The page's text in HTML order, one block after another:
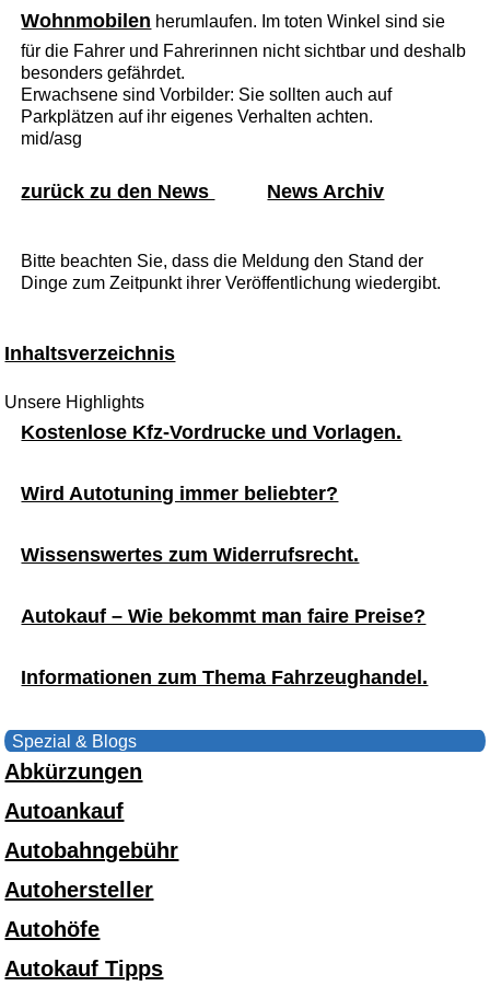
Wohnmobilen herumlaufen. Im toten Winkel sind sie
für die Fahrer und Fahrerinnen nicht sichtbar und deshalb
besonders gefährdet.
Erwachsene sind Vorbilder: Sie sollten auch auf
Parkplätzen auf ihr eigenes Verhalten achten.
mid/asg
zurück zu den News News Archiv
Bitte beachten Sie, dass die Meldung den Stand der
Dinge zum Zeitpunkt ihrer Veröffentlichung wiedergibt.
Inhaltsverzeichnis
Unsere Highlights
Kostenlose Kfz-Vordrucke und Vorlagen.
Wird Autotuning immer beliebter?
Wissenswertes zum Widerrufsrecht.
Autokauf – Wie bekommt man faire Preise?
Informationen zum Thema Fahrzeughandel.
Spezial & Blogs
Abkürzungen
Autoankauf
Autobahngebühr
Autohersteller
Autohöfe
Autokauf Tipps